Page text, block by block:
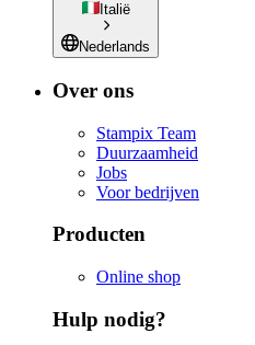
Italië
Nederlands
Over ons
Stampix Team
Duurzaamheid
Jobs
Voor bedrijven
Producten
Online shop
Hulp nodig?